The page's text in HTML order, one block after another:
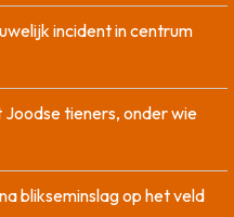
incident in centrum
Joodse tieners, onder wie
blikseminslag op het veld